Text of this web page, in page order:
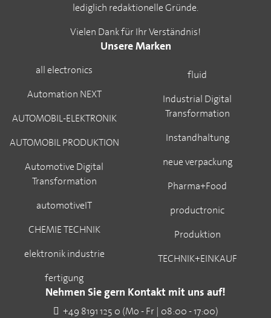
lediglich redaktionelle Gründe.
Vielen Dank für Ihr Verständnis!
Unsere Marken
all electronics
Automation NEXT
AUTOMOBIL-ELEKTRONIK
AUTOMOBIL PRODUKTION
Automotive Digital
Transformation
automotiveIT
CHEMIE TECHNIK
elektronik industrie
fertigung
fluid
Industrial Digital
Transformation
Instandhaltung
neue verpackung
Pharma+Food
productronic
Produktion
TECHNIK+EINKAUF
Nehmen Sie gern Kontakt mit uns auf!
+49 8191 125 0 (Mo - Fr | 08:00 - 17:00)